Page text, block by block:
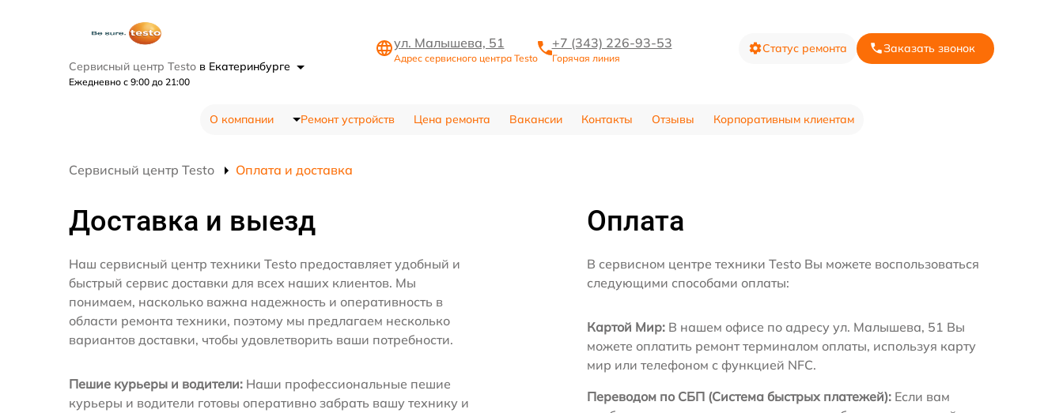
Сервисный центр Testo в Екатеринбурге
Ежедневно с 9:00 до 21:00
ул. Малышева, 51
Адрес сервисного центра Testo
+7 (343) 226-93-53
Горячая линия
Статус ремонта Заказать звонок
О компании Ремонт устройств Цена ремонта Вакансии Контакты Отзывы Корпоративным клиентам
Сервисный центр Testo Оплата и доставка
Доставка и выезд
Наш сервисный центр техники Testo предоставляет удобный и
быстрый сервис доставки для всех наших клиентов. Мы
понимаем, насколько важна надежность и оперативность в
области ремонта техники, поэтому мы предлагаем несколько
вариантов доставки, чтобы удовлетворить ваши потребности.
Пешие курьеры и водители: Наши профессиональные пешие
курьеры и водители готовы оперативно забрать вашу технику и
Оплата
В сервисном центре техники Testo Вы можете воспользоваться
следующими способами оплаты:
Картой Мир: В нашем офисе по адресу ул. Малышева, 51 Вы
можете оплатить ремонт терминалом оплаты, используя карту
мир или телефоном с функцией NFC.
Переводом по СБП (Система быстрых платежей): Если вам